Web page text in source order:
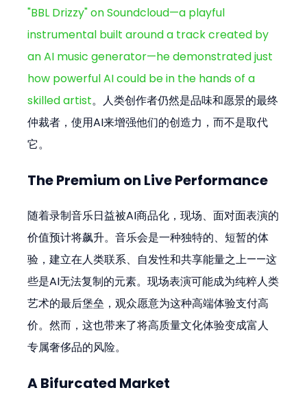
"BBL Drizzy" on Soundcloud—a playful
instrumental built around a track created by
an AI music generator—he demonstrated just
how powerful AI could be in the hands of a
skilled artist。人类创作者仍然是品味和愿景的最终
仲裁者，使用AI来增强他们的创造力，而不是取代
它。
The Premium on Live Performance
随着录制音乐日益被AI商品化，现场、面对面表演的
价值预计将飙升。音乐会是一种独特的、短暂的体
验，建立在人类联系、自发性和共享能量之上——这
些是AI无法复制的元素。现场表演可能成为纯粹人类
艺术的最后堡垒，观众愿意为这种高端体验支付高
价。然而，这也带来了将高质量文化体验变成富人
专属奢侈品的风险。
A Bifurcated Market